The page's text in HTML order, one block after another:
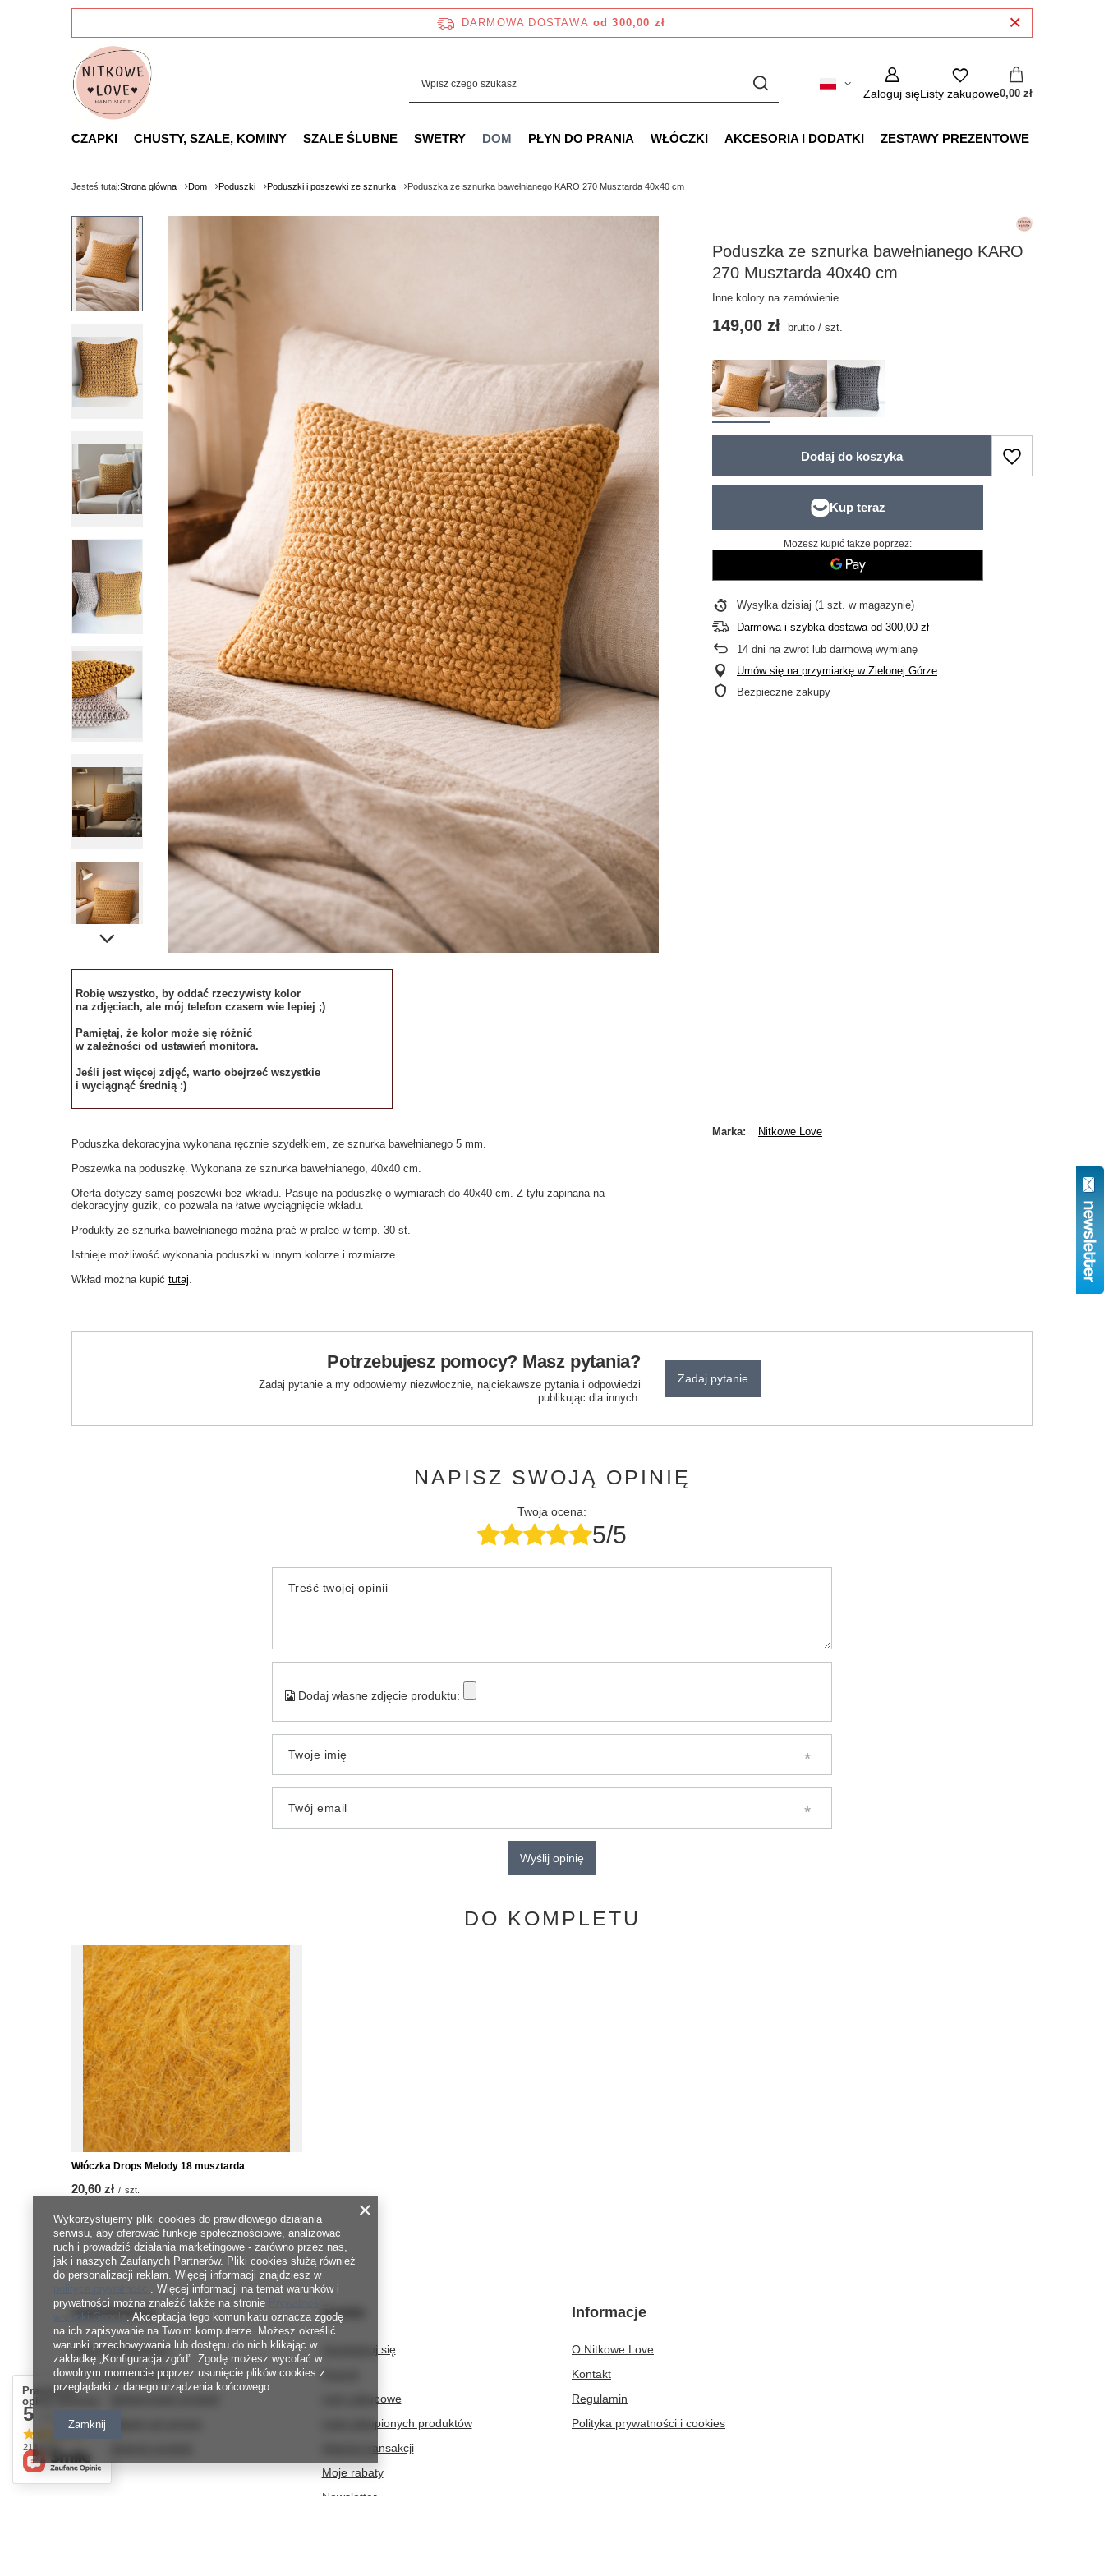
DARMOWA DOSTAWA od 300,00 zł
Zaloguj sięListy zakupowe0,00 zł
CZAPKI CHUSTY, SZALE, KOMINY SZALE ŚLUBNE SWETRY DOM PŁYN DO PRANIA WŁÓCZKI AKCESORIA I DODATKI ZESTAWY PREZENTOWE
Jesteś tutaj:Strona główna Dom Poduszki Poduszki i poszewki ze sznurka Poduszka ze sznurka bawełnianego KARO 270 Musztarda 40x40 cm
Poduszka ze sznurka bawełnianego KARO
270 Musztarda 40x40 cm
Inne kolory na zamówienie.
149,00 zł brutto /szt.
Dodaj do koszyka
Możesz kupić także poprzez:
Wysyłkadzisiaj (1 szt. w magazynie)
Darmowa i szybka dostawaod300,00 zł
14 dni na zwrot lub darmową wymianę
Umów się na przymiarkę w Zielonej Górze
Bezpieczne zakupy
Robię wszystko, by oddać rzeczywisty kolor
na zdjęciach, ale mój telefon czasem wie lepiej ;)
Pamiętaj, że kolor może się różnić
w zależności od ustawień monitora.
Jeśli jest więcej zdjęć, warto obejrzeć wszystkie
i wyciągnąć średnią :)
Poduszka dekoracyjna wykonana ręcznie szydełkiem, ze sznurka bawełnianego 5 mm.
Poszewka na poduszkę. Wykonana ze sznurka bawełnianego, 40x40 cm.
Oferta dotyczy samej poszewki bez wkładu. Pasuje na poduszkę o wymiarach do 40x40 cm. Z tyłu zapinana na
dekoracyjny guzik, co pozwala na łatwe wyciągnięcie wkładu.
Produkty ze sznurka bawełnianego można prać w pralce w temp. 30 st.
Istnieje możliwość wykonania poduszki w innym kolorze i rozmiarze.
Wkład można kupić tutaj.
Marka Nitkowe Love
Potrzebujesz pomocy? Masz pytania?
Zadaj pytanie a my odpowiemy niezwłocznie, najciekawsze pytania i odpowiedzi
publikując dla innych.
Zadaj pytanie
NAPISZ SWOJĄ OPINIĘ
Twoja ocena:
5/5
Treść twojej opinii
Dodaj własne zdjęcie produktu:
Twoje imię
Twój email
Wyślij opinię
DO KOMPLETU
Włóczka Drops Melody 18 musztarda
20,60 zł / szt.
Zamówienia
Status zamówienia
Śledzenie przesyłki
Chcę odstąpić od umowy
Kontakt
Konto
Zarejestruj się
Koszyk
Listy zakupowe
Lista zakupionych produktów
Historia transakcji
Moje rabaty
Newsletter
Informacje
O Nitkowe Love
Kontakt
Regulamin
Polityka prywatności i cookies
Prawdziwe
opinie klientów
5
213 opinii
Wykorzystujemy pliki cookies do prawidłowego działania
serwisu, aby oferować funkcje społecznościowe, analizować
ruch i prowadzić działania marketingowe - zarówno przez nas,
jak i naszych Zaufanych Partnerów. Pliki cookies służą również
do personalizacji reklam. Więcej informacji znajdziesz w
. Więcej informacji na temat warunków i
prywatności można znaleźć także na stronie
warunki Google. Akceptacja tego komunikatu oznacza zgodę
na ich zapisywanie na Twoim komputerze. Możesz określić
warunki przechowywania lub dostępu do nich klikając w
zakładkę „Konfiguracja zgód”. Zgodę możesz wycofać w
dowolnym momencie poprzez usunięcie plików cookies z
przeglądarki z danego urządzenia końcowego.
Zamknij